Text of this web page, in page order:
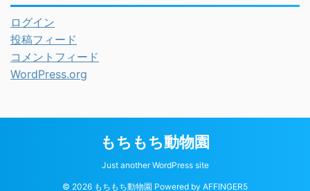
ログイン
投稿フィード
コメントフィード
WordPress.org
もちもち動物園
Just another WordPress site
© 2026 もちもち動物園 Powered by AFFINGER5